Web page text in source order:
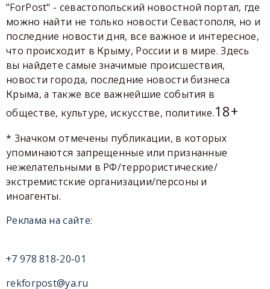
"ForPost" - севастопольский новостной портал, где
можно найти не только новости Севастополя, но и
последние новости дня, все важное и интересное,
что происходит в Крыму, России и в мире. Здесь
вы найдете самые значимые происшествия,
новости города, последние новости бизнеса
Крыма, а также все важнейшие события в
обществе, культуре, искусстве, политике.18+
* Значком отмечены публикации, в которых
упоминаются запрещенные или признанные
нежелательными в РФ/террористические/
экстремистские организации/персоны и
иноагенты.
Реклама на сайте:
+7 978 818-20-01
rekforpost@ya.ru